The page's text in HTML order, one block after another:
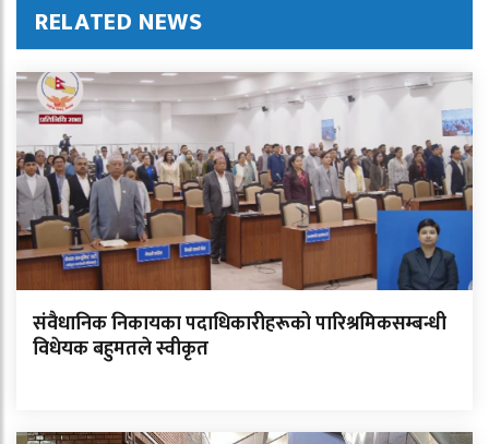
RELATED NEWS
संवैधानिक निकायका पदाधिकारीहरूको पारिश्रमिकसम्बन्धी
विधेयक बहुमतले स्वीकृत